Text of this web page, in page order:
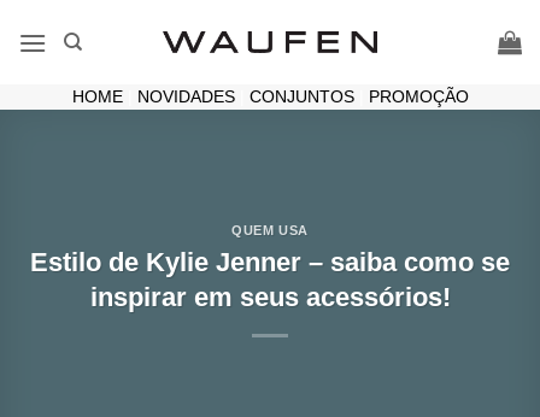
HOME| NOVIDADES| CONJUNTOS| PROMOÇÃO
QUEM USA
Estilo de Kylie Jenner – saiba como se
inspirar em seus acessórios!